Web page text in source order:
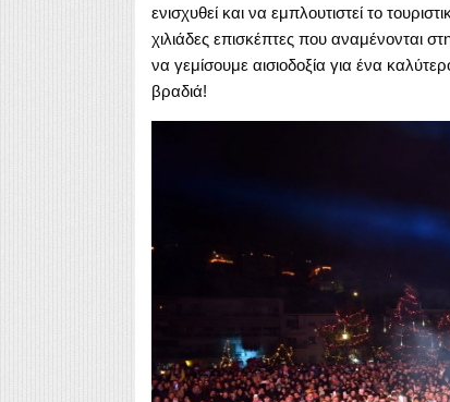
ενισχυθεί και να εμπλουτιστεί το
χιλιάδες επισκέπτες που αναμένονται
να γεμίσουμε αισιοδοξία για ένα
βραδιά!